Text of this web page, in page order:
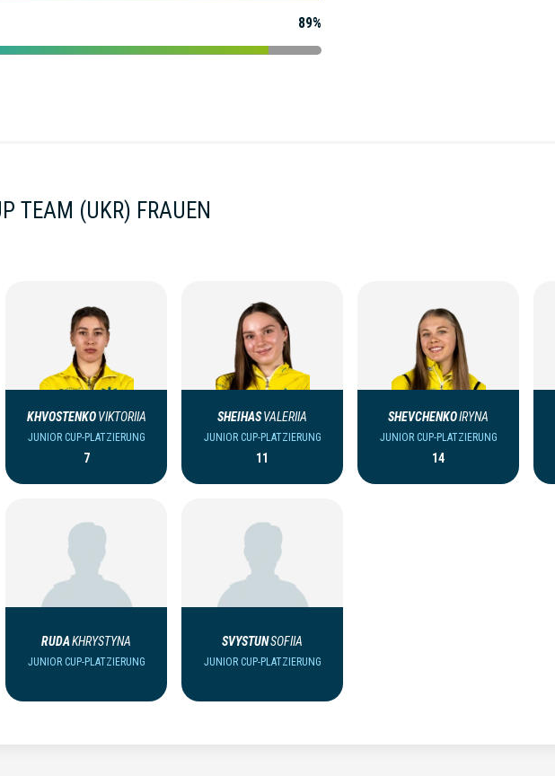
89%
TEAM (UKR) FRAUEN
KHVOSTENKO VIKTORIIA
JUNIOR CUP-PLATZIERUNG
7
SHEIHASVALERIIA
JUNIOR CUP-PLATZIERUNG
11
SHEVCHENKOIRYNA
JUNIOR CUP-PLATZIERUNG
14
RUDAKHRYSTYNA
JUNIOR CUP-PLATZIERUNG
SVYSTUNSOFIIA
JUNIOR CUP-PLATZIERUNG